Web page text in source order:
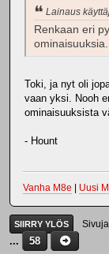
Lainaus
Renkaan eri
ominaisuuksia.
Toki, ja nyt oli
vaan yksi. Nooh
ominaisuuksista
- Hount
Vanha M8e Uusi
SIIRRY YLÖS Sivuja
...
58